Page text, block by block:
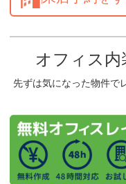
オフィス
先ずは気になった物件で